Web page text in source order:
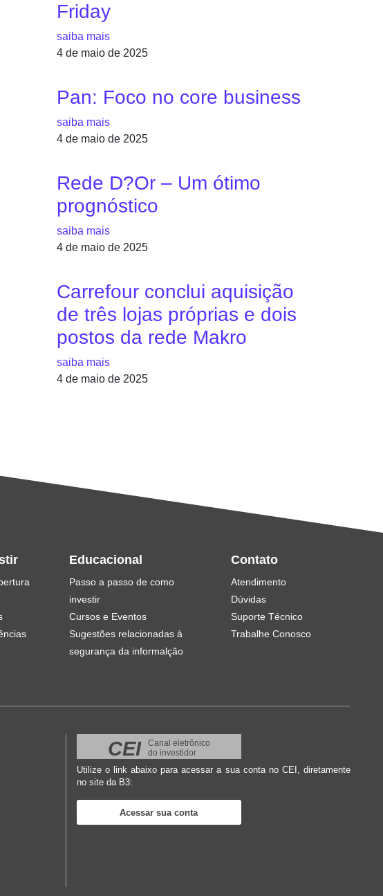
Friday
saiba mais
4 de maio de 2025
Pan: Foco no core business
saiba mais
4 de maio de 2025
Rede D?Or – Um ótimo
prognóstico
saiba mais
4 de maio de 2025
Carrefour conclui aquisição
de três lojas próprias e dois
postos da rede Makro
saiba mais
4 de maio de 2025
Educacional
Passo a passo de como
investir
Cursos e Eventos
Sugestões relacionadas à
segurança da informalção
Contato
Atendimento
Dúvidas
Suporte Técnico
Trabalhe Conosco
CEI
Canal eletrônico
do investidor
Utilize o link abaixo para acessar a sua conta no CEI, diretamente
no site da B3:
Acessar sua conta